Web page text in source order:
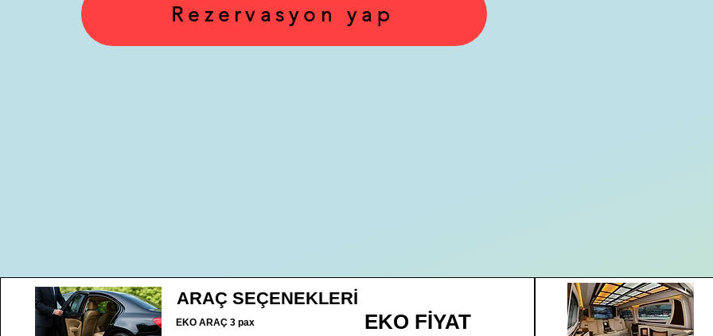
Rezervasyon yap
ARAÇ SEÇENEKLERİ
EKO ARAÇ 3 pax EKO FİYAT